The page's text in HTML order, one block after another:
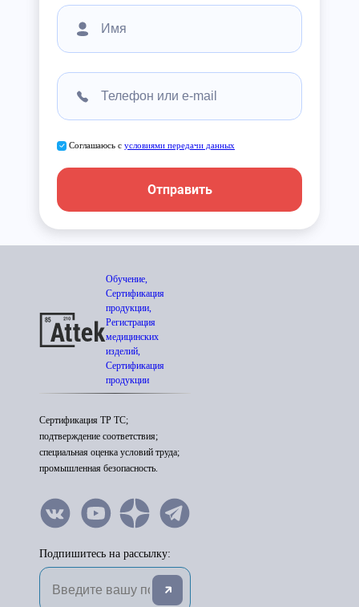
Соглашаюсь с условиями передачи данных
Отправить
Обучение,
Сертификация
продукции,
Регистрация
медицинских
изделий,
Сертификация
продукции
Сертификация ТР ТС;
подтверждение соответствия;
специальная оценка условий труда;
промышленная безопасность.
Подпишитесь на рассылку: